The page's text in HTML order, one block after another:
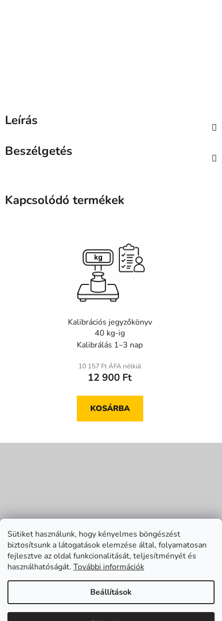
Sütiket használunk, hogy kényelmes böngészést
biztosítsunk a látogatások elemzése által, folyamatosan
fejlesztve az oldal funkcionalitását, teljesítményét és
használhatóságát. További információk
Beállítások
Leírás
Beszélgetés
Kapcsolódó termékek
Kalibrációs jegyzőkönyv
40 kg-ig
Kalibrálás 1–3 nap
10 157 Ft ÁFA nélkül
12 900 Ft
KOSÁRBA
c
Shoptet készítette